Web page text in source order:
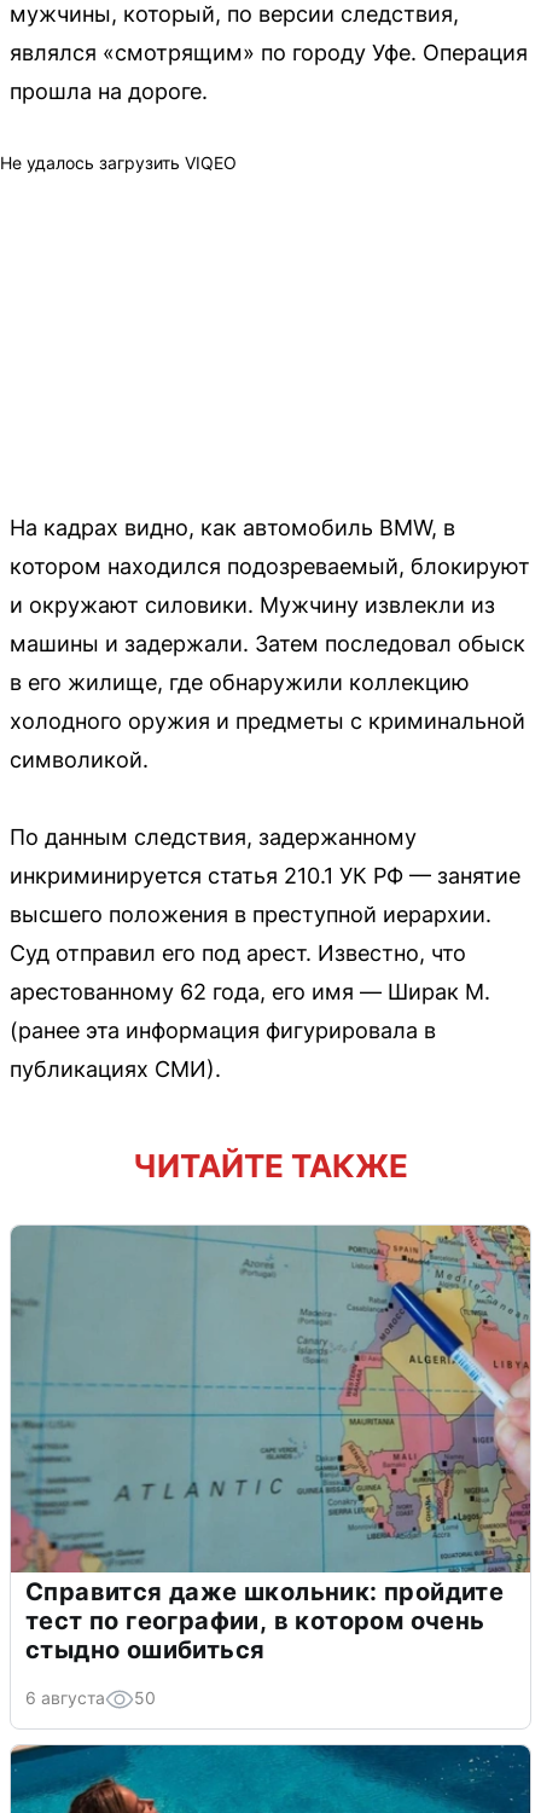
мужчины, который, по версии следствия,
являлся «смотрящим» по городу Уфе. Операция
прошла на дороге.
Не удалось загрузить VIQEO
На кадрах видно, как автомобиль BMW, в
котором находился подозреваемый, блокируют
и окружают силовики. Мужчину извлекли из
машины и задержали. Затем последовал обыск
в его жилище, где обнаружили коллекцию
холодного оружия и предметы с криминальной
символикой.
По данным следствия, задержанному
инкриминируется статья 210.1 УК РФ — занятие
высшего положения в преступной иерархии.
Суд отправил его под арест. Известно, что
арестованному 62 года, его имя — Ширак М.
(ранее эта информация фигурировала в
публикациях СМИ).
ЧИТАЙТЕ ТАКЖЕ
Справится даже школьник: пройдите
тест по географии, в котором очень
стыдно ошибиться
6 августа 50